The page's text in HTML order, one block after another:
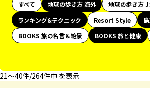
すべて 地球の歩き方 海外 地球の歩き方 J
ランキング&テクニック
Resort Style
BOOKS 旅の名言＆絶景
BOOKS 旅と健康
21〜40件/264件中 を表示